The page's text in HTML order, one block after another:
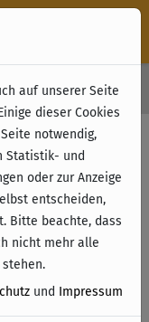
Deutschlands)
auf unserer Seite
dieser Cookies
notwendig,
Statistik- und
oder zur Anzeige
entscheiden,
Bitte beachte, dass
nicht mehr alle
und Impressum